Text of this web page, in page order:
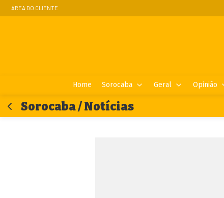
ÁREA DO CLIENTE
Home Sorocaba Geral Opinião
Sorocaba / Notícias